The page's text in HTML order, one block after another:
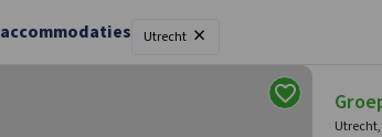
accommodaties Utrecht ×